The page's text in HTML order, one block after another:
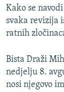
Kako se
svaka revizija
ratnih
Bista Draži
nedjelju 8.
nosi njegovo